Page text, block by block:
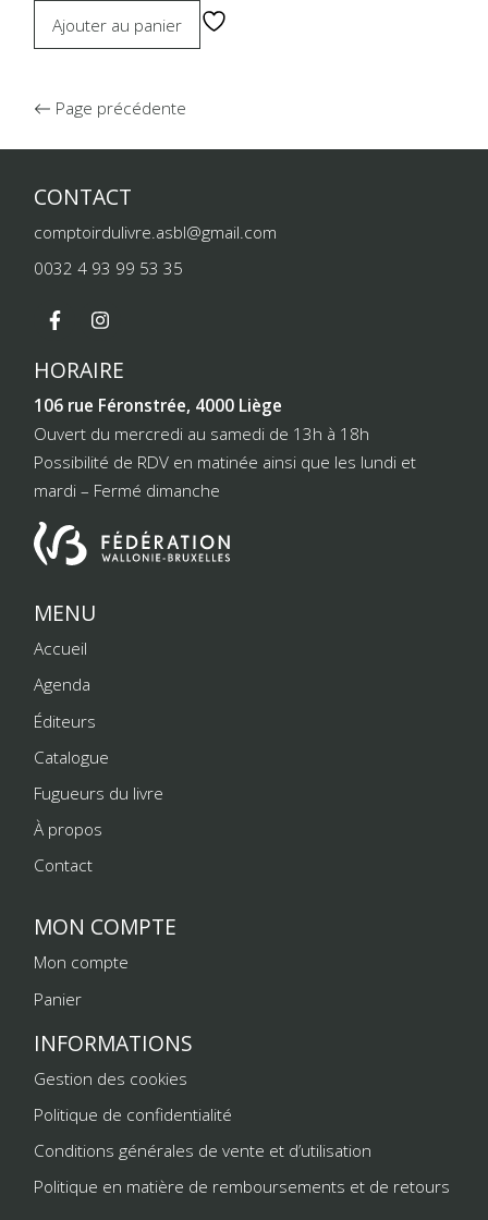
Ajouter au panier
Page précédente
CONTACT
comptoirdulivre.asbl@gmail.com
0032 4 93 99 53 35
HORAIRE
106 rue Féronstrée, 4000 Liège
Ouvert du mercredi au samedi de 13h à 18h
Possibilité de RDV en matinée ainsi que les lundi et
mardi – Fermé dimanche
MENU
Accueil
Agenda
Éditeurs
Catalogue
Fugueurs du livre
À propos
Contact
MON COMPTE
Mon compte
Panier
INFORMATIONS
Gestion des cookies
Politique de confidentialité
Conditions générales de vente et d’utilisation
Politique en matière de remboursements et de retours